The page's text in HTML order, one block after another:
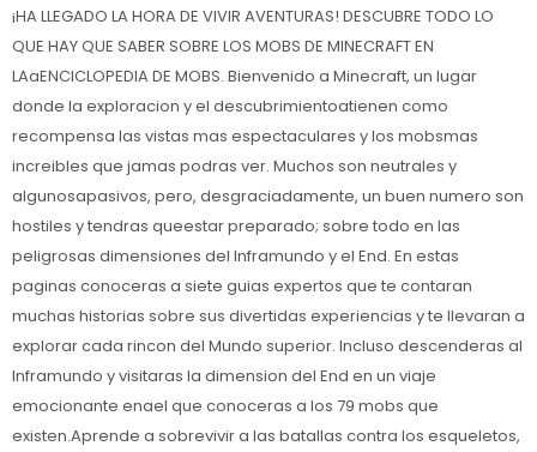
¡HA LLEGADO LA HORA DE VIVIR AVENTURAS! DESCUBRE TODO LO
QUE HAY QUE SABER SOBRE LOS MOBS DE MINECRAFT EN
LAaENCICLOPEDIA DE MOBS. Bienvenido a Minecraft, un lugar
donde la exploracion y el descubrimientoatienen como
recompensa las vistas mas espectaculares y los mobsmas
increibles que jamas podras ver. Muchos son neutrales y
algunosapasivos, pero, desgraciadamente, un buen numero son
hostiles y tendras queestar preparado; sobre todo en las
peligrosas dimensiones del Inframundo y el End. En estas
paginas conoceras a siete guias expertos que te contaran
muchas historias sobre sus divertidas experiencias y te llevaran a
explorar cada rincon del Mundo superior. Incluso descenderas al
Inframundo y visitaras la dimension del End en un viaje
emocionante enael que conoceras a los 79 mobs que
existen.Aprende a sobrevivir a las batallas contra los esqueletos,